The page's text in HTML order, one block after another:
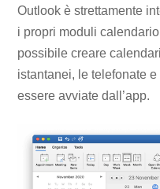
Outlook è strettamente
i propri moduli
possibile creare
istantanei, le telefonate
essere avviate dall’app.